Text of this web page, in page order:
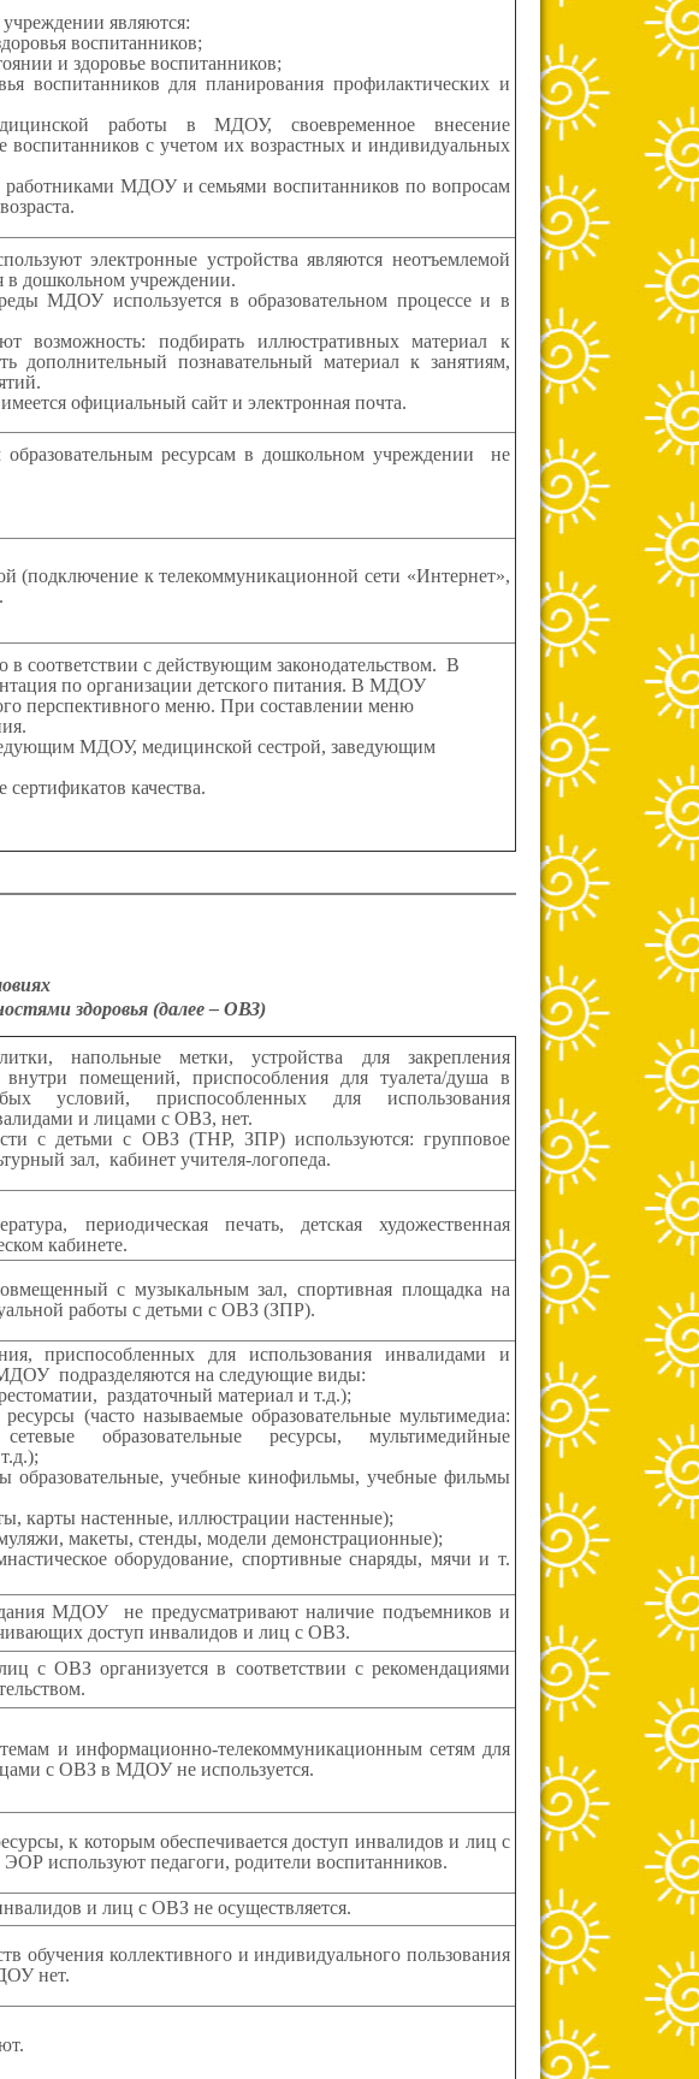
являются:
воспитанников;
и здоровье воспитанников;
воспитанников для планирования профилактических и
работы в МДОУ, своевременное внесение
воспитанников с учетом их возрастных и индивидуальных
работниками МДОУ и семьями воспитанников по вопросам
электронные устройства являются неотъемлемой
в дошкольном учреждении.
МДОУ используется в образовательном процессе и в
возможность: подбирать иллюстративных материал к
дополнительный познавательный материал к занятиям,
официальный сайт и электронная почта.
ресурсам в дошкольном учреждении не
к телекоммуникационной сети «Интернет»,
соответствии с действующим законодательством. В
по организации детского питания. В МДОУ
перспективного меню. При составлении меню
МДОУ, медицинской сестрой, заведующим
качества.
здоровья (далее – ОВЗ)
напольные метки, устройства для закрепления
помещений, приспособления для туалета/душа в
условий, приспособленных для использования
и лицами с ОВЗ, нет.
с детьми с ОВЗ (ТНР, ЗПР) используются: групповое
зал, кабинет учителя-логопеда.
периодическая печать, детская художественная
кабинете.
с музыкальным зал, спортивная площадка на
работы с детьми с ОВЗ (ЗПР).
приспособленных для использования инвалидами и
подразделяются на следующие виды:
раздаточный материал и т.д.);
(часто называемые образовательные мультимедиа:
образовательные ресурсы, мультимедийные
образовательные, учебные кинофильмы, учебные фильмы
карты настенные, иллюстрации настенные);
макеты, стенды, модели демонстрационные);
оборудование, спортивные снаряды, мячи и т.
МДОУ не предусматривают наличие подъемников и
доступ инвалидов и лиц с ОВЗ.
с ОВЗ организуется в соответствии с рекомендациями
и информационно-телекоммуникационным сетям для
с ОВЗ в МДОУ не используется.
к которым обеспечивается доступ инвалидов и лиц с
используют педагоги, родители воспитанников.
и лиц с ОВЗ не осуществляется.
обучения коллективного и индивидуального пользования
нет.